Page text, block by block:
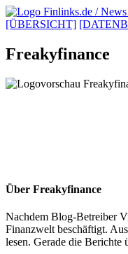
[ÜBERSICHT]
Freakyfinance
Über Freakyfinance
Nachdem Blog-Betreiber
Finanzwelt beschäftigt.
lesen. Gerade die Berichte